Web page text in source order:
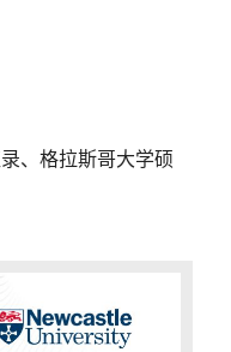
、格拉斯哥大学硕